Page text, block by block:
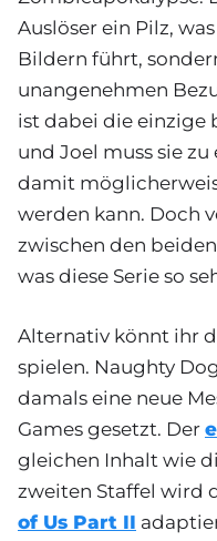
Auslöser ein Pilz,
Bildern führt,
unangenehmen
ist dabei die einzige
und Joel muss sie
damit
werden kann. Doch
zwischen den
was diese Serie so
Alternativ könnt ihr
spielen. Naughty
damals eine neue
Games gesetzt. Der
gleichen Inhalt wie
zweiten Staffel wird
of Us Part II